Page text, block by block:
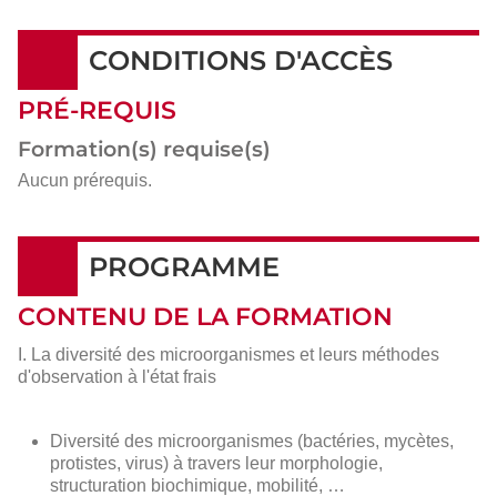
CONDITIONS D'ACCÈS
PRÉ-REQUIS
Formation(s) requise(s)
Aucun prérequis.
PROGRAMME
CONTENU DE LA FORMATION
I. La diversité des microorganismes et leurs méthodes
d'observation à l'état frais
Diversité des microorganismes (bactéries, mycètes,
protistes, virus) à travers leur morphologie,
structuration biochimique, mobilité, …